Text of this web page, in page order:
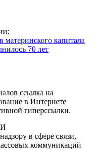
капитала
70 лет
ссылка на
в Интернете
гиперссылки.
в сфере связи,
коммуникаций